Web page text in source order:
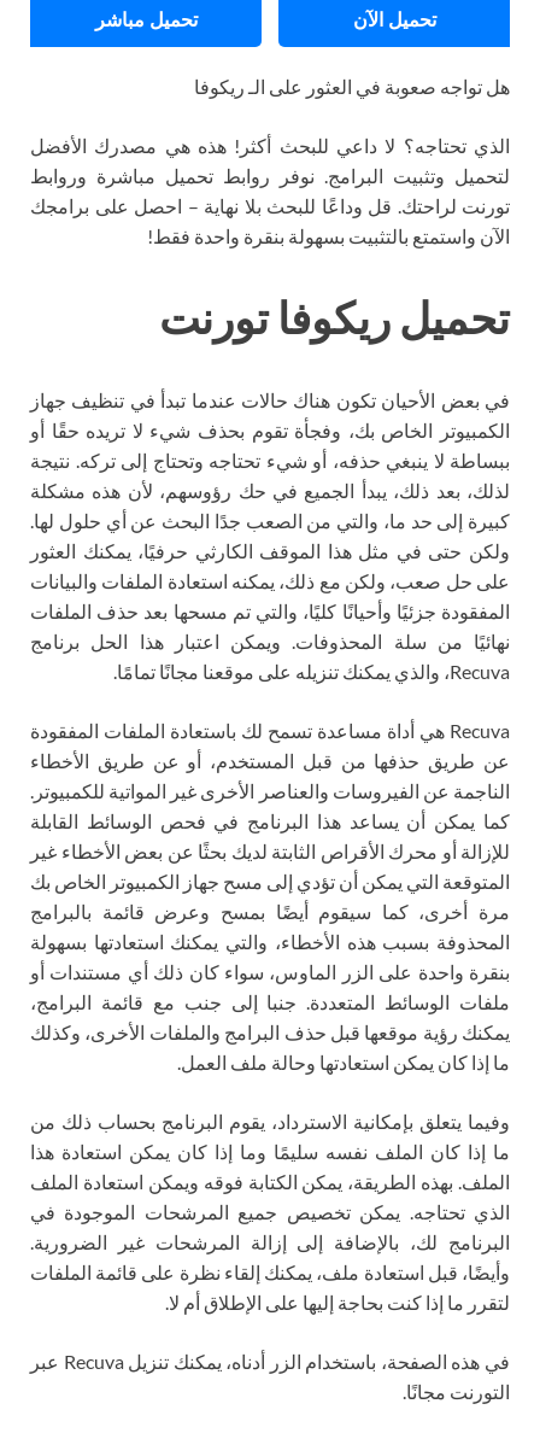
تحميل الآن تحميل مباشر
هل تواجه صعوبة في العثور على الـ ريكوفا
الذي تحتاجه؟ لا داعي للبحث أكثر! هذه هي مصدرك الأفضل
لتحميل وتثبيت البرامج. نوفر روابط تحميل مباشرة وروابط
تورنت لراحتك. قل وداعًا للبحث بلا نهاية – احصل على برامجك
الآن واستمتع بالتثبيت بسهولة بنقرة واحدة فقط!
تحميل ريكوفا تورنت
في بعض الأحيان تكون هناك حالات عندما تبدأ في تنظيف جهاز
الكمبيوتر الخاص بك، وفجأة تقوم بحذف شيء لا تريده حقًا أو
ببساطة لا ينبغي حذفه، أو شيء تحتاجه وتحتاج إلى تركه. نتيجة
لذلك، بعد ذلك، يبدأ الجميع في حك رؤوسهم، لأن هذه مشكلة
كبيرة إلى حد ما، والتي من الصعب جدًا البحث عن أي حلول لها.
ولكن حتى في مثل هذا الموقف الكارثي حرفيًا، يمكنك العثور
على حل صعب، ولكن مع ذلك، يمكنه استعادة الملفات والبيانات
المفقودة جزئيًا وأحيانًا كليًا، والتي تم مسحها بعد حذف الملفات
نهائيًا من سلة المحذوفات. ويمكن اعتبار هذا الحل برنامج
Recuva، والذي يمكنك تنزيله على موقعنا مجانًا تمامًا.
Recuva هي أداة مساعدة تسمح لك باستعادة الملفات المفقودة
عن طريق حذفها من قبل المستخدم، أو عن طريق الأخطاء
الناجمة عن الفيروسات والعناصر الأخرى غير المواتية للكمبيوتر.
كما يمكن أن يساعد هذا البرنامج في فحص الوسائط القابلة
للإزالة أو محرك الأقراص الثابتة لديك بحثًا عن بعض الأخطاء غير
المتوقعة التي يمكن أن تؤدي إلى مسح جهاز الكمبيوتر الخاص بك
مرة أخرى، كما سيقوم أيضًا بمسح وعرض قائمة بالبرامج
المحذوفة بسبب هذه الأخطاء، والتي يمكنك استعادتها بسهولة
بنقرة واحدة على الزر الماوس، سواء كان ذلك أي مستندات أو
ملفات الوسائط المتعددة. جنبا إلى جنب مع قائمة البرامج،
يمكنك رؤية موقعها قبل حذف البرامج والملفات الأخرى، وكذلك
ما إذا كان يمكن استعادتها وحالة ملف العمل.
وفيما يتعلق بإمكانية الاسترداد، يقوم البرنامج بحساب ذلك من
ما إذا كان الملف نفسه سليمًا وما إذا كان يمكن استعادة هذا
الملف. بهذه الطريقة، يمكن الكتابة فوقه ويمكن استعادة الملف
الذي تحتاجه. يمكن تخصيص جميع المرشحات الموجودة في
البرنامج لك، بالإضافة إلى إزالة المرشحات غير الضرورية.
وأيضًا، قبل استعادة ملف، يمكنك إلقاء نظرة على قائمة الملفات
لتقرر ما إذا كنت بحاجة إليها على الإطلاق أم لا.
في هذه الصفحة، باستخدام الزر أدناه، يمكنك تنزيل Recuva عبر
التورنت مجانًا.